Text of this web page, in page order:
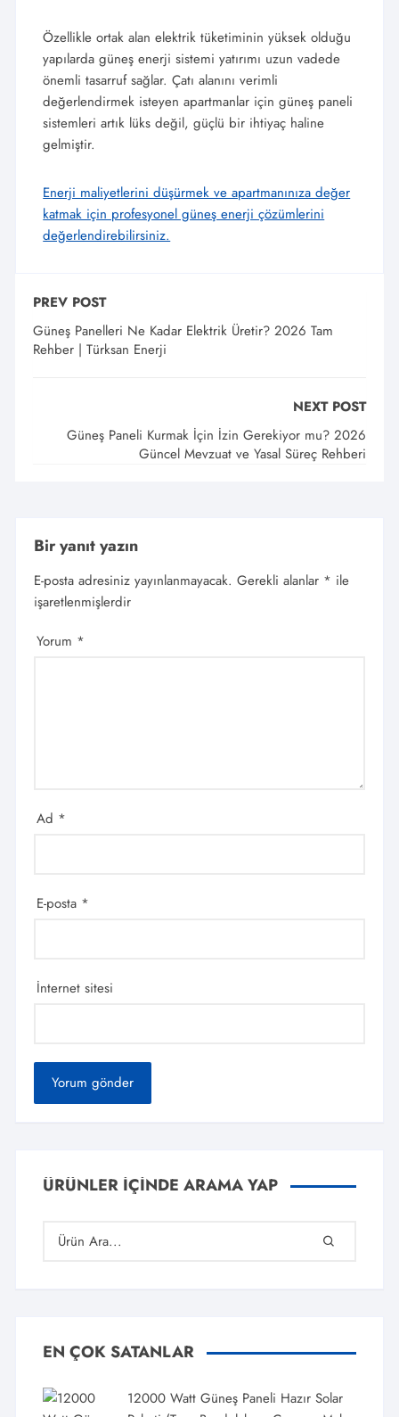
Özellikle ortak alan elektrik tüketiminin yüksek olduğu
yapılarda güneş enerji sistemi yatırımı uzun vadede
önemli tasarruf sağlar. Çatı alanını verimli
değerlendirmek isteyen apartmanlar için güneş paneli
sistemleri artık lüks değil, güçlü bir ihtiyaç haline
gelmiştir.
Enerji maliyetlerini düşürmek ve apartmanınıza değer
katmak için profesyonel güneş enerji çözümlerini
değerlendirebilirsiniz.
PREV POST
Güneş Panelleri Ne Kadar Elektrik Üretir? 2026 Tam
Rehber | Türksan Enerji
NEXT POST
Güneş Paneli Kurmak İçin İzin Gerekiyor mu? 2026
Güncel Mevzuat ve Yasal Süreç Rehberi
Bir yanıt yazın
E-posta adresiniz yayınlanmayacak. Gerekli alanlar * ile
işaretlenmişlerdir
Yorum *
Ad *
E-posta *
İnternet sitesi
ÜRÜNLER İÇINDE ARAMA YAP
EN ÇOK SATANLAR
12000 Watt Güneş Paneli Hazır Solar